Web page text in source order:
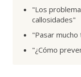
"Los
callosidades"
"Pasar
"¿Cómo